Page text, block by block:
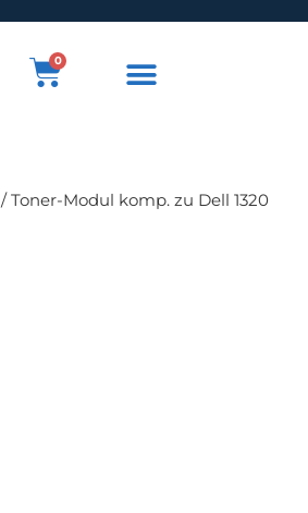
0
/ Toner-Modul komp. zu Dell 1320